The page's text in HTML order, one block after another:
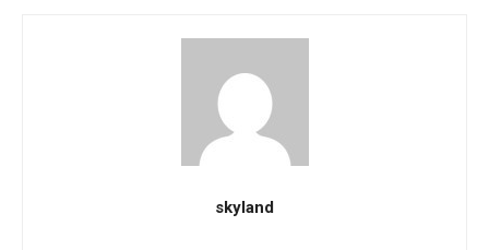
skyland